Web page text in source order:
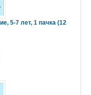
5-7 лет, 1 пачка (12